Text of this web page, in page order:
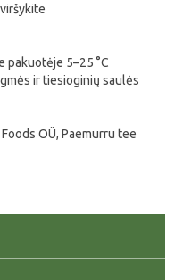
pakuotėje 5–25 °C
ir tiesioginių saulės
OÜ, Paemurru tee